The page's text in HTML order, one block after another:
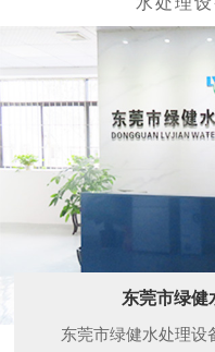
东莞市绿健
东莞市绿健水处理设